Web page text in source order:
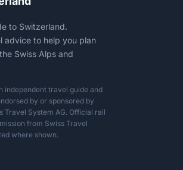
to Switzerland.
advice to help you plan
Swiss Alps and
independent travel guide and
by or sponsored by
Travel System AG. Official rail
from Swiss Travel
where shown.